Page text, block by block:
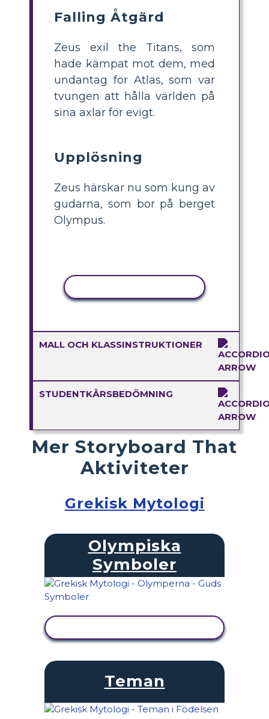
Falling Åtgärd
Zeus exil the Titans, som
hade kämpat mot dem, med
undantag för Atlas, som var
tvungen att hålla världen på
sina axlar för evigt.
Upplösning
Zeus härskar nu som kung av
gudarna, som bor på berget
Olympus.
MALL OCH KLASSINSTRUKTIONER
STUDENTKÅRSBEDÖMNING
Mer Storyboard That
Aktiviteter
Grekisk Mytologi
Olympiska
Symboler
Teman